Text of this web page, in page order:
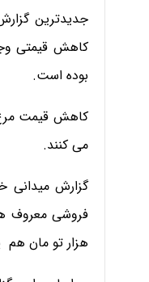
جدیدترین
کاهش قیمتی
بوده است.
کاهش قیمت مرغ
می کنند.
گزارش میدانی
هزار تو مان